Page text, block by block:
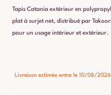
à
Tapis Catania extérieur en
plat à surjet net, distribué par
pour un usage intérieur et extérieur.
Livraison estimée entre le 10/08/